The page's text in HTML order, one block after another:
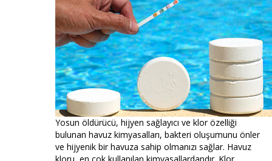
Yosun öldürücü, hijyen sağlayıcı ve klor özelliği
bulunan havuz kimyasalları, bakteri oluşumunu önler
ve hijyenik bir havuza sahip olmanızı sağlar. Havuz